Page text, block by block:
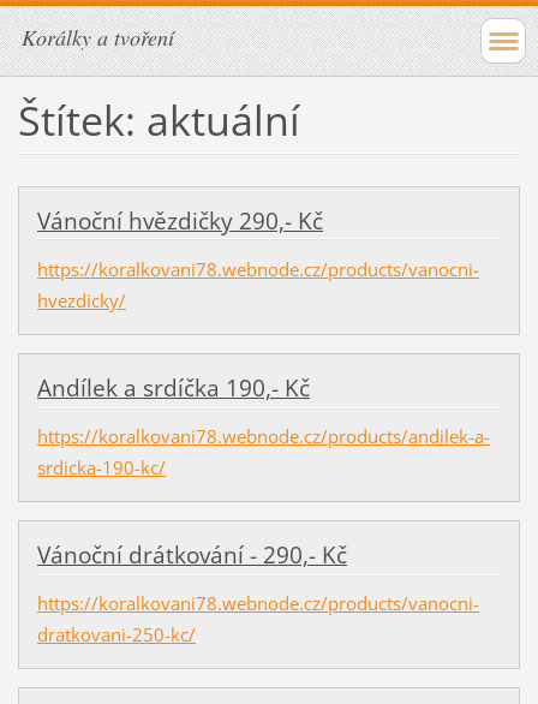
Korálky a tvoření
Štítek: aktuální
Vánoční hvězdičky 290,- Kč
https://koralkovani78.webnode.cz/products/vanocni-
hvezdicky/
Andílek a srdíčka 190,- Kč
https://koralkovani78.webnode.cz/products/andilek-a-
srdicka-190-kc/
Vánoční drátkování - 290,- Kč
https://koralkovani78.webnode.cz/products/vanocni-
dratkovani-250-kc/